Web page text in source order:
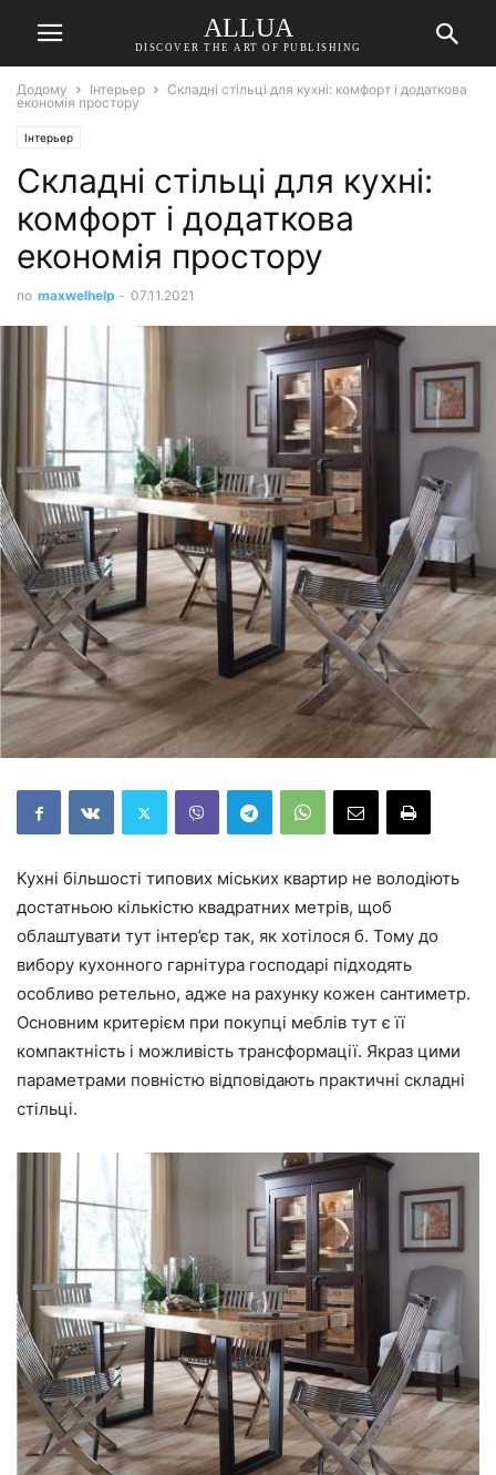
ALLUA
DISCOVER THE ART OF PUBLISHING
Додому Інтерьер
Складні стільці для кухні: комфорт і додаткова
економія простору
Інтерьер
Складні стільці для кухні:
комфорт і додаткова
економія простору
по maxwelhelp - 07.11.2021
Кухні більшості типових міських квартир не володіють
достатньою кількістю квадратних метрів, щоб
облаштувати тут інтер’єр так, як хотілося б. Тому до
вибору кухонного гарнітура господарі підходять
особливо ретельно, адже на рахунку кожен сантиметр.
Основним критерієм при покупці меблів тут є її
компактність і можливість трансформації. Якраз цими
параметрами повністю відповідають практичні складні
стільці.